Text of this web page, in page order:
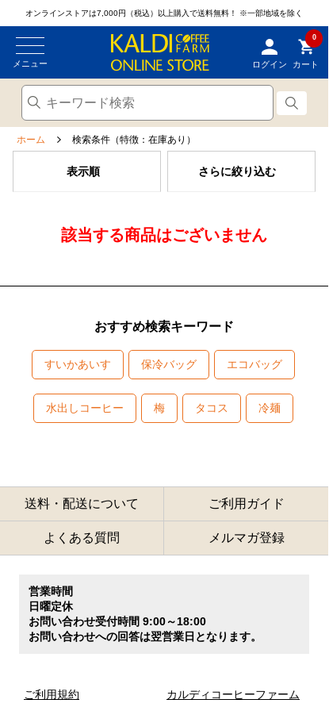
オンラインストアは7,000円（税込）以上購入で送料無料！ ※一部地域を除く
メニュー ログイン
0
カート
ホーム 検索条件（特徴：在庫あり）
表示順 さらに絞り込む
該当する商品はございません
おすすめ検索キーワード
すいかあいす 保冷バッグ エコバッグ
水出しコーヒー 梅 タコス 冷麺
送料・配送について ご利用ガイド
よくある質問 メルマガ登録
営業時間
日曜定休
お問い合わせ受付時間 9:00～18:00
お問い合わせへの回答は翌営業日となります。
ご利用規約 カルディコーヒーファーム